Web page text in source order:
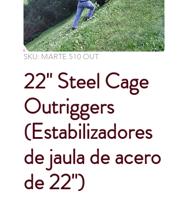
SKU: MARTE 510 OUT
22" Steel Cage
Outriggers
(Estabilizadores
de jaula de acero
de 22")